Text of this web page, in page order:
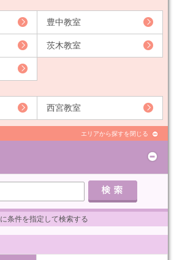
豊中教室
茨木教室
西宮教室
エリアから探すを閉じる
条件を指定して検索する